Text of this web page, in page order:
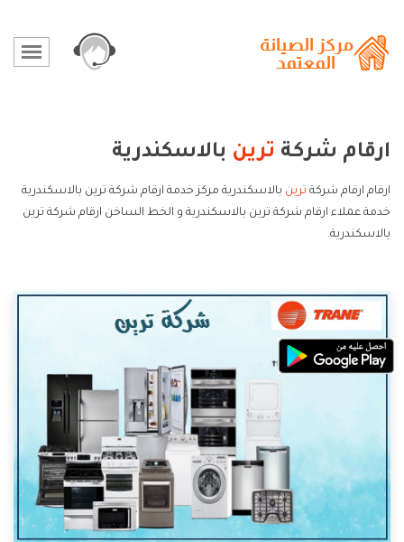
ارقام شركة ترين بالاسكندرية
ارقام ارقام شركة ترين بالاسكندرية مركز خدمة ارقام شركة ترين بالاسكندرية
خدمة عملاء ارقام شركة ترين بالاسكندرية و الخط الساخن ارقام شركة ترين
بالاسكندرية.